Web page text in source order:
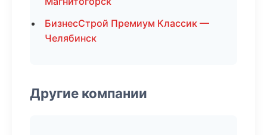
БизнесСтрой Премиум Классик —
Челябинск
Другие компании